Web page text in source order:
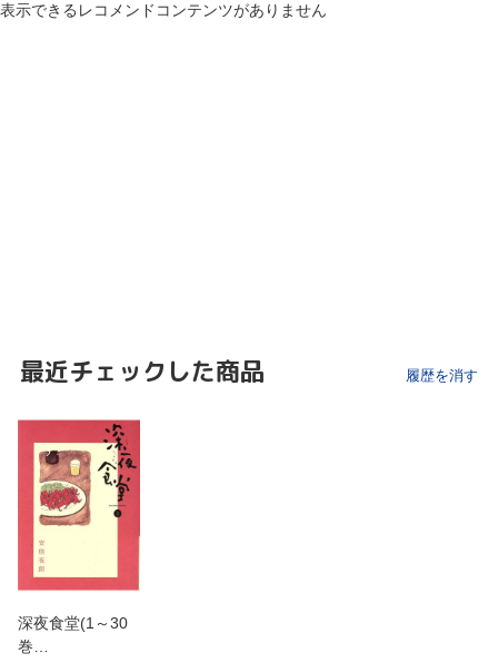
表示できるレコメンドコンテンツがありません
最近チェックした商品 履歴を消す
深夜食堂(1～30
巻…